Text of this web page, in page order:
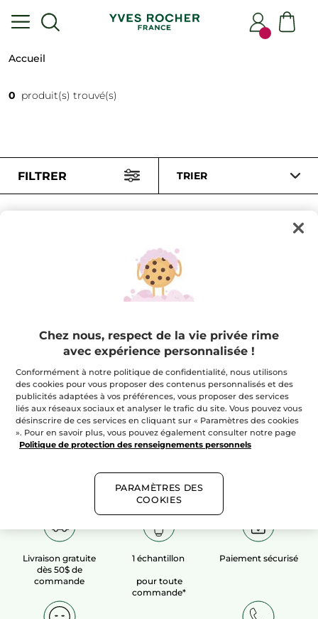
Accueil
0 produit(s) trouvé(s)
FILTRER TRIER
100%extraits
végétaux
60 hectaresde
champs biologiques
Voir plus​
Livraison gratuite
dès 50$ de
commande
1 échantillon
pour toute
commande*
Paiement sécurisé
Chez nous, respect de la vie privée rime
avec expérience personnalisée !
Conformément à notre politique de confidentialité, nous utilisons
des cookies pour vous proposer des contenus personnalisés et des
publicités adaptées à vos préférences, vous proposer des services
liés aux réseaux sociaux et analyser le trafic du site. Vous pouvez vous
désinscrire de ces services en cliquant sur « Paramètres des cookies
». Pour en savoir plus, vous pouvez également consulter notre page
Politique de protection des renseignements personnels
PARAMÈTRES DES
COOKIES